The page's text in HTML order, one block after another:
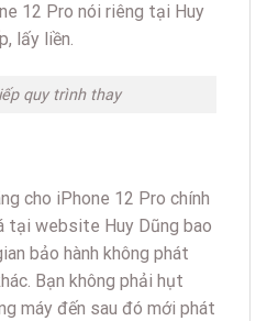
12 Pro nói riêng tại Huy
lấy liền.
quy trình thay
cho iPhone 12 Pro chính
tại website Huy Dũng bao
bảo hành không phát
Bạn không phải hụt
máy đến sau đó mới phát